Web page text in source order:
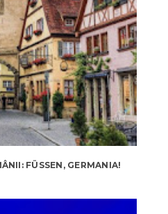
FÜSSEN, GERMANIA!